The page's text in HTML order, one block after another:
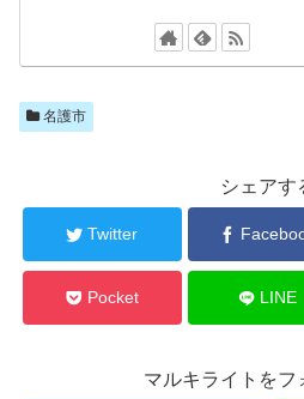
名護市
シェアす
Twitter
Pocket LINE
マルキライトをフ